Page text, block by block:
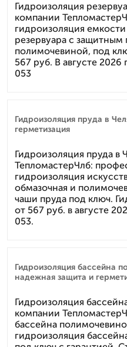
Гидроизоляция
компании
гидроизоляция
резервуара с
полимочевиной, под
567 руб. В августе
053
Гидроизоляция пруда в
герметизация
Гидроизоляция пруда в
ТепломастерЧлб:
гидроизоляция
обмазочная и
чаши пруда под ключ.
от 567 руб. в августе
053.
Гидроизоляция бассейна
надежная защита и
Гидроизоляция
компании
бассейна
гидроизоляция